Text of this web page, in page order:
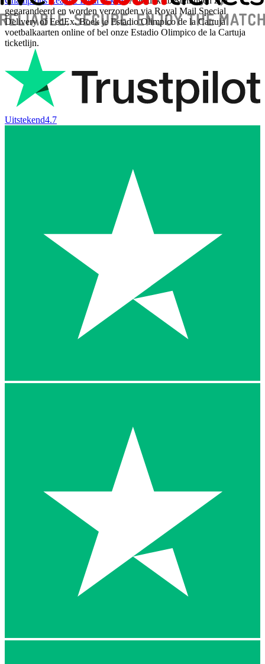
gegarandeerd en worden verzonden via Royal Mail Special
Delivery of FedEx. Boek je Estadio Olimpico de la Cartuja
voetbalkaarten online of bel onze Estadio Olimpico de la Cartuja
ticketlijn.
Uitstekend4.7